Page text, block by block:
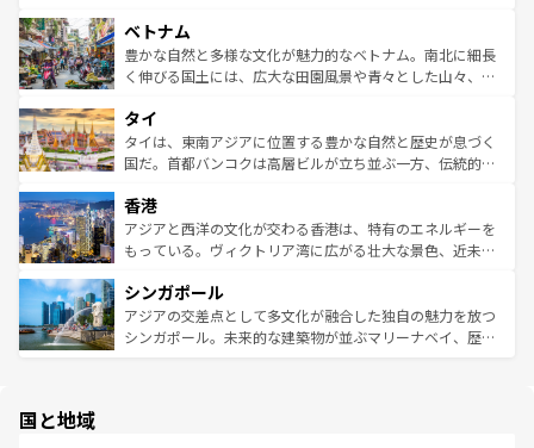
参照してほしい。
容にもいいと評判のスイーツなど、バラエティ豊かな料理
が味わえる。 なお、新着の台湾情報は コンテンツ一覧を参
照してほしい。
き、地方に足を延ばせば四季折々の自然美を楽しむことが
できる。そして、キムチや焼肉、絶品のストリートフード
まで、さまざまな韓国料理が待っている。夜には、韓国な
リティに包まれながら、韓国の多彩な魅力を心ゆくまで味
わってみてほしい。 なお、新着の韓国情報はコンテンツ一
覧を参照してほしい。
ベトナム
豊かな自然と多様な文化が魅力的なベトナム。南北に細長
く伸びる国土には、広大な田園風景や青々とした山々、世
急速な発展と共に伝統が息づく。ハノイの古い町並みやホ
ーチミン市のフランス統治時代の建物も、独特の雰囲気を
醸し出している。また、バラエティの豊かさとおいしさで
とつ。フォーやバインミー、ベトナムコーヒーなどは、ぜ
ひ現地で味わいたい。どの地域を訪れてもあたたかい人々
が旅行者を迎えてくれるので、きっと忘れられない旅にな
参照してほしい。
タイ
タイは、東南アジアに位置する豊かな自然と歴史が息づく
国だ。首都バンコクは高層ビルが立ち並ぶ一方、伝統的な
の活気が交差している。北部ではチェンマイなどの山岳地
帯で自然と触れ合い、南部ではプーケットやクラビの美し
いビーチでリゾート気分を楽しむことができる。タイ料理
激する。気候は一年中温暖で、どの季節にも異なる楽しみ
が待っている。親しみやすいタイの人々、仏教を中心とし
た文化、そして多様な観光資源が、訪れる旅人を魅了し続
香港
アジアと西洋の文化が交わる香港は、特有のエネルギーを
もっている。ヴィクトリア湾に広がる壮大な景色、近未来
み、どこを訪れても感動するはず。観光スポットが密集し
ており、効率よく見どころを回れるのも魅力。息をのむよ
うな絶景から文化的な体験まで、香港を存分に楽しみ尽く
シンガポール
アジアの交差点として多文化が融合した独自の魅力を放つ
シンガポール。未来的な建築物が並ぶマリーナベイ、歴史
国と地域